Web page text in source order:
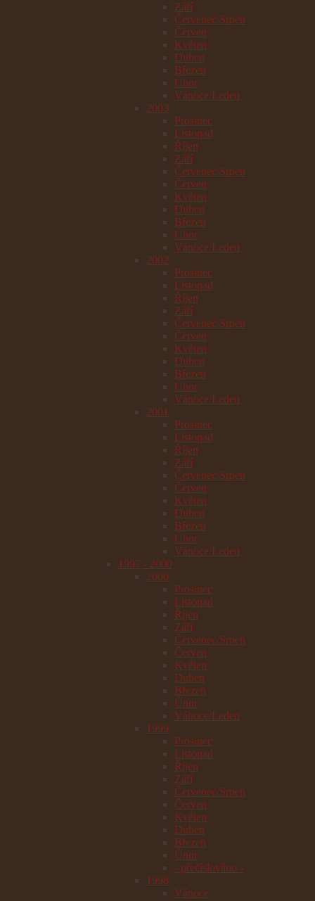
Září
Červenec/Srpen
Červen
Květen
Duben
Březen
Únor
Vánoce/Leden
2003
Prosinec
Listopad
Říjen
Září
Červenec/Srpen
Červen
Květen
Duben
Březen
Únor
Vánoce/Leden
2002
Prosinec
Listopad
Říjen
Září
Červenec/Srpen
Červen
Květen
Duben
Březen
Únor
Vánoce/Leden
2001
Prosinec
Listopad
Říjen
Září
Červenec/Srpen
Červen
Květen
Duben
Březen
Únor
Vánoce/Leden
1997 - 2000
2000
Prosinec
Listopad
Říjen
Září
Červenec/Srpen
Červen
Květen
Duben
Březen
Únor
Vánoce/Leden
1999
Prosinec
Listopad
Říjen
Září
Červenec/Srpen
Červen
Květen
Duben
Březen
Únor
- přečíslováno -
1998
Vánoce